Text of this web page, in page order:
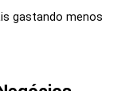
gastando menos